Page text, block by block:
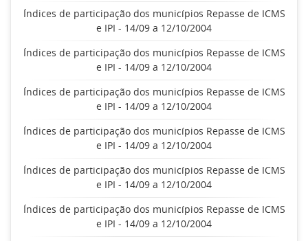
Índices de participação dos municípios Repasse de ICMS
e IPI - 14/09 a 12/10/2004
Índices de participação dos municípios Repasse de ICMS
e IPI - 14/09 a 12/10/2004
Índices de participação dos municípios Repasse de ICMS
e IPI - 14/09 a 12/10/2004
Índices de participação dos municípios Repasse de ICMS
e IPI - 14/09 a 12/10/2004
Índices de participação dos municípios Repasse de ICMS
e IPI - 14/09 a 12/10/2004
Índices de participação dos municípios Repasse de ICMS
e IPI - 14/09 a 12/10/2004